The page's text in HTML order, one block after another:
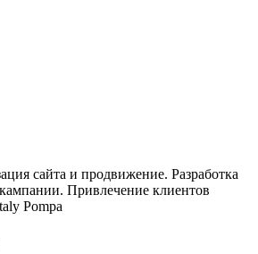
сайта и продвижение. Разработка
Привлечение клиентов
Pompa